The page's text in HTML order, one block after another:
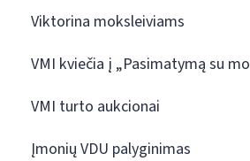
Viktorina moksleiviams
VMI kviečia į „Pasimatymą su
VMI turto aukcionai
Įmonių VDU palyginimas